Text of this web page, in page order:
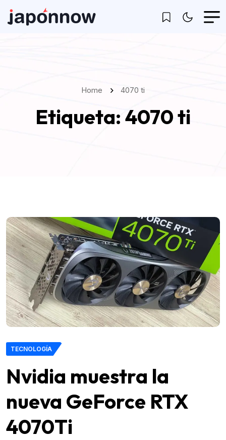
Home 4070 ti
Etiqueta: 4070 ti
TECNOLOGÍA
Nvidia muestra la
nueva GeForce RTX
4070Ti